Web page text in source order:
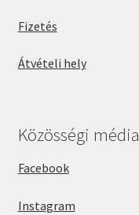
Fizetés
Átvételi hely
Közösségi média
Facebook
Instagram